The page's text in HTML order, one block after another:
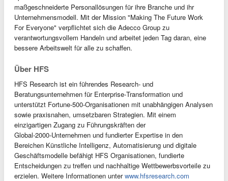
maßgeschneiderte Personallösungen für ihre Branche und ihr
Unternehmensmodell. Mit der Mission "Making The Future Work
For Everyone" verpflichtet sich die Adecco Group zu
verantwortungsvollem Handeln und arbeitet jeden Tag daran, eine
bessere Arbeitswelt für alle zu schaffen.
Über HFS
HFS Research ist ein führendes Research‑ und
Beratungsunternehmen für Enterprise‑Transformation und
unterstützt Fortune‑500‑Organisationen mit unabhängigen Analysen
sowie praxisnahen, umsetzbaren Strategien. Mit einem
einzigartigen Zugang zu Führungskräften der
Global‑2000‑Unternehmen und fundierter Expertise in den
Bereichen Künstliche Intelligenz, Automatisierung und digitale
Geschäftsmodelle befähigt HFS Organisationen, fundierte
Entscheidungen zu treffen und nachhaltige Wettbewerbsvorteile zu
erzielen. Weitere Informationen unterwww.hfsresearch.com